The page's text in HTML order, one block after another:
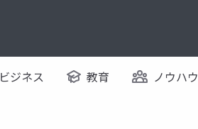
ビジネス 教育 ノウハウ